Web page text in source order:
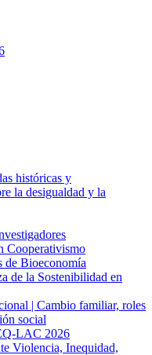
históricas y
la desigualdad y la
Cooperativismo
de Bioeconomía
de la Sostenibilidad en
| Cambio familiar, roles
social
LAC 2026
Violencia, Inequidad,